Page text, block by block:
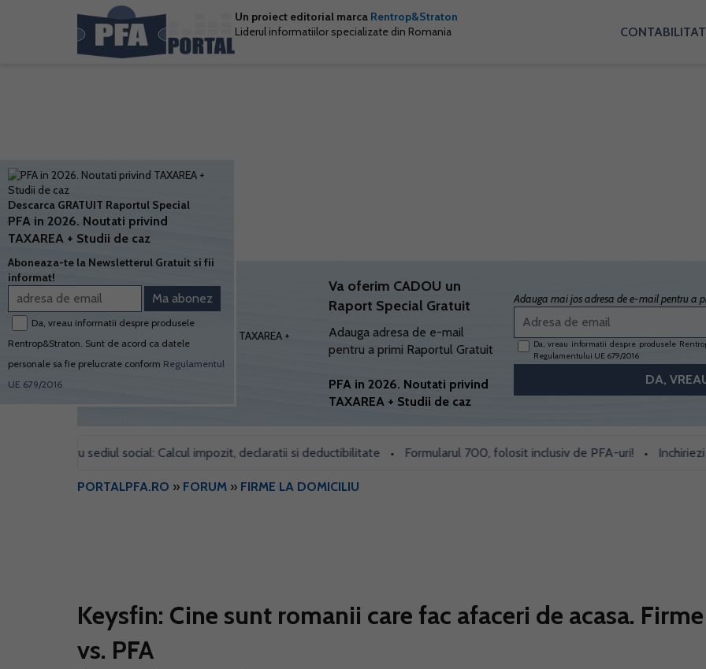
Un proiect editorial marca Rentrop&Straton
Liderul informatiilor specializate din Romania
Va oferim CADOU un
Raport Special Gratuit
Adauga adresa de e-mail
pentru a primi Raportul Gratuit
PFA in 2026. Noutati privind
TAXAREA + Studii de caz
Adauga mai jos adresa de e-mail pentru a
Da, vreau informatii despre produsele
Regulamentului UE 679/2016
pentru sediul social: Calcul impozit, declaratii si deductibilitate • Formularul 700, folosit inclusiv de PFA-uri! • Inchiriezi prin
PORTALPFA.RO » FORUM » FIRME LA DOMICILIU
Keysfin: Cine sunt romanii care fac afaceri de acasa. Firme
vs. PFA
Descarca GRATUIT Raportul Special
PFA in 2026. Noutati privind
TAXAREA + Studii de caz
Aboneaza-te la Newsletterul Gratuit si fii
informat!
Da, vreau informatii despre produsele
Rentrop&Straton. Sunt de acord ca datele
personale sa fie prelucrate conform Regulamentul
UE 679/2016